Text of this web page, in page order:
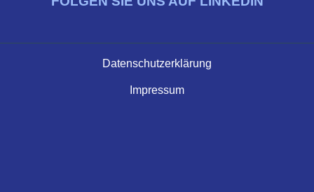
Datenschutzerklärung
Impressum